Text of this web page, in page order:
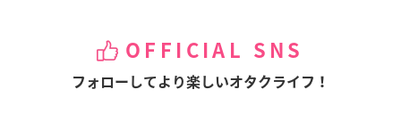
OFFICIAL SNS
フォローしてより楽しいオタクライフ！